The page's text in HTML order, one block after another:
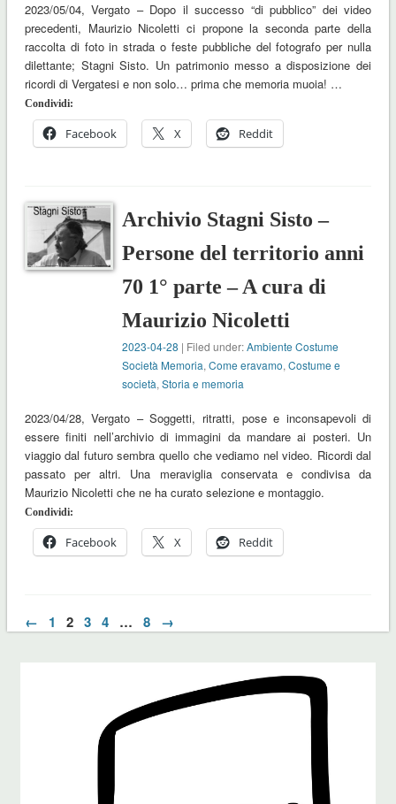
2023/05/04, Vergato – Dopo il successo “di pubblico” dei video
precedenti, Maurizio Nicoletti ci propone la seconda parte della
raccolta di foto in strada o feste pubbliche del fotografo per nulla
dilettante; Stagni Sisto. Un patrimonio messo a disposizione dei
ricordi di Vergatesi e non solo… prima che memoria muoia! …
Condividi:
Facebook X Reddit
Archivio Stagni Sisto –
Persone del territorio anni
70 1° parte – A cura di
Maurizio Nicoletti
2023-04-28 | Filed under:Ambiente Costume
Società Memoria,Come eravamo,Costume e
società,Storia e memoria
2023/04/28, Vergato – Soggetti, ritratti, pose e inconsapevoli di
essere finiti nell’archivio di immagini da mandare ai posteri. Un
viaggio dal futuro sembra quello che vediamo nel video. Ricordi dal
passato per altri. Una meraviglia conservata e condivisa da
Maurizio Nicoletti che ne ha curato selezione e montaggio.
Condividi:
Facebook X Reddit
← 1 2 3 4 … 8 →